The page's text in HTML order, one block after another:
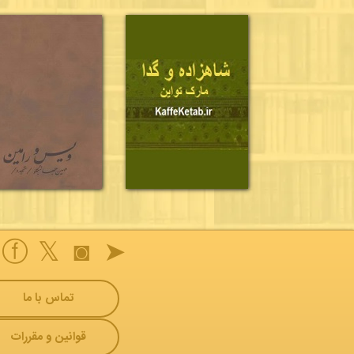
➤
◙
𝕏
ⓕ
تماس با ما
قوانین و مقررات